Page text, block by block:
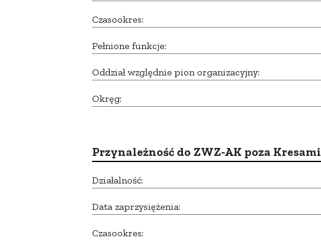
Czasookres:
Pełnione funkcje:
Oddział względnie pion organizacyjny:
Okręg:
Przynależność do ZWZ-AK poza Kresami
Działalność:
Data zaprzysiężenia:
Czasookres: